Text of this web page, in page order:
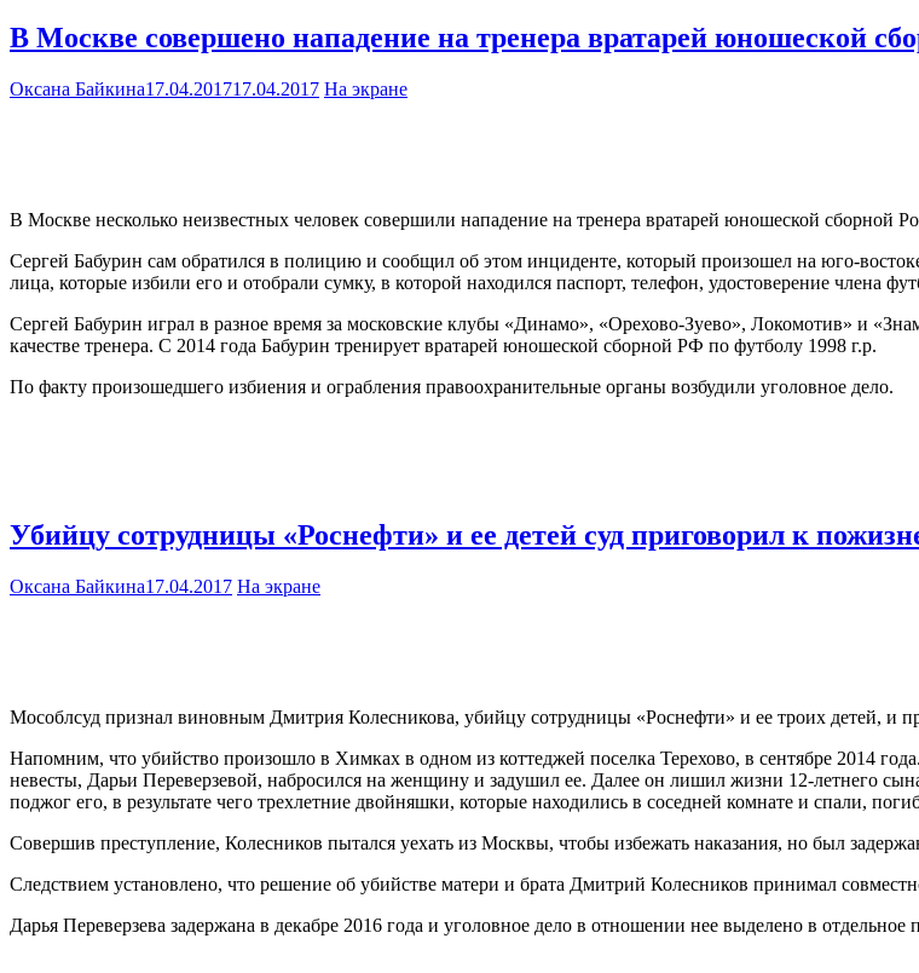
В Москве совершено нападение на тренера вратарей юношеской
Оксана Байкина17.04.201717.04.2017 На экране
В Москве несколько неизвестных человек совершили нападение на тренера вратарей юношеской сборной
Сергей Бабурин сам обратился в полицию и сообщил об этом инциденте, который произошел на юго-
лица, которые избили его и отобрали сумку, в которой находился паспорт, телефон, удостоверение члена
Сергей Бабурин играл в разное время за московские клубы «Динамо», «Орехово-Зуево», Локомотив» и
качестве тренера. С 2014 года Бабурин тренирует вратарей юношеской сборной РФ по футболу 1998 г.р.
По факту произошедшего избиения и ограбления правоохранительные органы возбудили уголовное дело.
Убийцу сотрудницы «Роснефти» и ее детей суд приговорил к
Оксана Байкина17.04.2017 На экране
Мособлсуд признал виновным Дмитрия Колесникова, убийцу сотрудницы «Роснефти» и ее троих детей, и
Напомним, что убийство произошло в Химках в одном из коттеджей поселка Терехово, в сентябре 2014
невесты, Дарьи Переверзевой, набросился на женщину и задушил ее. Далее он лишил жизни 12-летнего
поджог его, в результате чего трехлетние двойняшки, которые находились в соседней комнате и спали,
Совершив преступление, Колесников пытался уехать из Москвы, чтобы избежать наказания, но был
Следствием установлено, что решение об убийстве матери и брата Дмитрий Колесников принимал
Дарья Переверзева задержана в декабре 2016 года и уголовное дело в отношении нее выделено в отдельное